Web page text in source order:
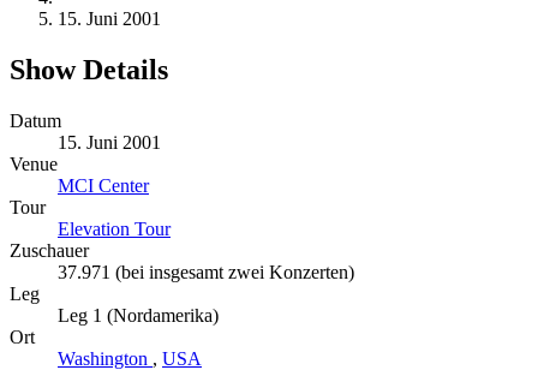
15. Juni 2001
Show Details
Datum
15. Juni 2001
Venue
MCI Center
Tour
Elevation Tour
Zuschauer
37.971 (bei insgesamt zwei Konzerten)
Leg
Leg 1 (Nordamerika)
Ort
Washington , USA